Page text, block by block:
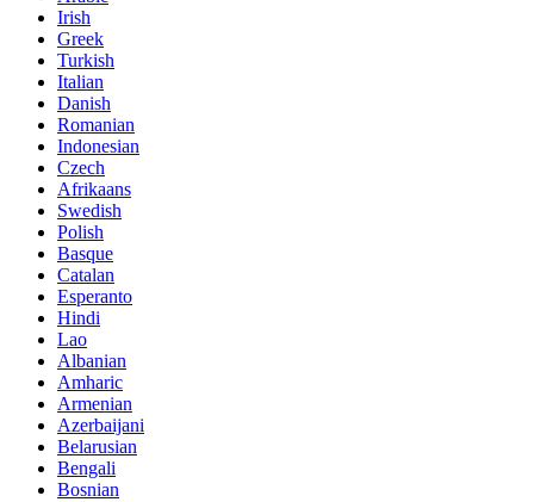
Irish
Greek
Turkish
Italian
Danish
Romanian
Indonesian
Czech
Afrikaans
Swedish
Polish
Basque
Catalan
Esperanto
Hindi
Lao
Albanian
Amharic
Armenian
Azerbaijani
Belarusian
Bengali
Bosnian